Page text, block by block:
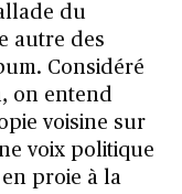
du
autre des
Considéré
on entend
voisine sur
voix politique
proie à la